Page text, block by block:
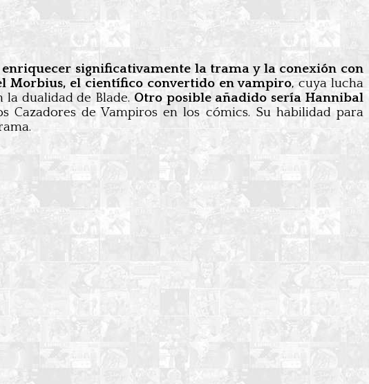
significativamente la trama y la conexión con
Morbius, el científico convertido en vampiro, cuya lucha
dualidad de Blade. Otro posible añadido sería Hannibal
de Vampiros en los cómics. Su habilidad para